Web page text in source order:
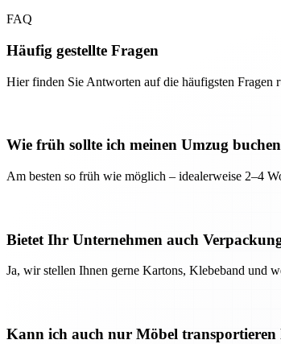
FAQ
Häufig gestellte Fragen
Hier finden Sie Antworten auf die häufigsten Fragen
Wie früh sollte ich meinen Umzug
Am besten so früh wie möglich – idealerweise 2–4
Bietet Ihr Unternehmen auch
Ja, wir stellen Ihnen gerne Kartons, Klebeband und
Kann ich auch nur Möbel transportieren